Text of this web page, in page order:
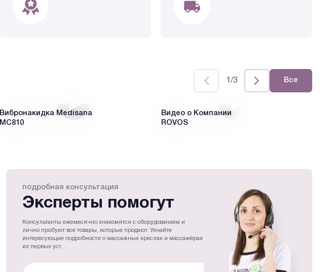
1/3 Все
Вибронакидка Medisana
MC810
Видео о Компании
ROVOS
подробная консультация
Эксперты помогут
Консультанты ежемесячно знакомятся с оборудованием и
лично пробуют все товары, которые продают. Узнайте
интересующие подробности о массажных креслах и массажёрах
из первых уст.